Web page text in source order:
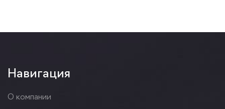
Навигация
О компании